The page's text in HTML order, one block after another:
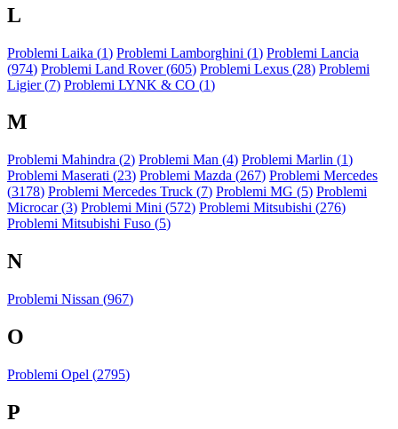
L
Problemi Laika (1) Problemi Lamborghini (1) Problemi Lancia
(974) Problemi Land Rover (605) Problemi Lexus (28) Problemi
Ligier (7) Problemi LYNK & CO (1)
M
Problemi Mahindra (2) Problemi Man (4) Problemi Marlin (1)
Problemi Maserati (23) Problemi Mazda (267) Problemi Mercedes
(3178) Problemi Mercedes Truck (7) Problemi MG (5) Problemi
Microcar (3) Problemi Mini (572) Problemi Mitsubishi (276)
Problemi Mitsubishi Fuso (5)
N
Problemi Nissan (967)
O
Problemi Opel (2795)
P